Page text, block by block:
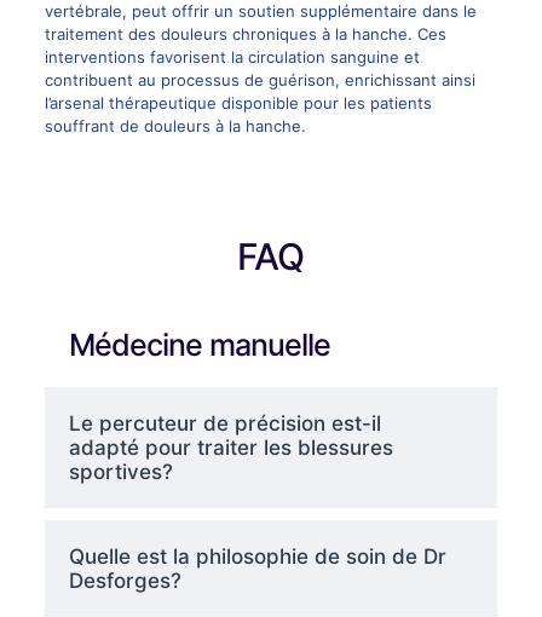
vertébrale, peut offrir un soutien supplémentaire dans le
traitement des douleurs chroniques à la hanche. Ces
interventions favorisent la circulation sanguine et
contribuent au processus de guérison, enrichissant ainsi
l’arsenal thérapeutique disponible pour les patients
souffrant de douleurs à la hanche.
FAQ
Médecine manuelle
Le percuteur de précision est-il
adapté pour traiter les blessures
sportives?
Quelle est la philosophie de soin de Dr
Desforges?